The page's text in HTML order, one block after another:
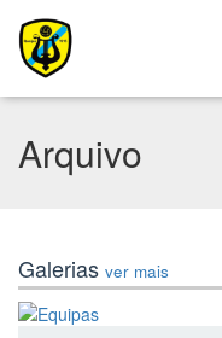
Arquivo
Galerias ver mais